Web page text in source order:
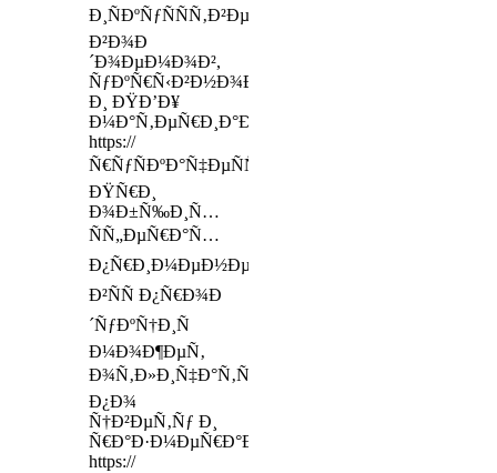
Ð¸ÑÐºÑƒÑÑÑ‚Ð²ÐµÐ½Ð½Ñ‹Ñ…
Ð²Ð¾Ð
´Ð¾ÐµÐ¼Ð¾Ð²,
ÑƒÐºÑ€Ñ‹Ð²Ð½Ð¾Ð¹
Ð¸ ÐŸÐ’Ð¥
Ð¼Ð°Ñ‚ÐµÑ€Ð¸Ð°Ð»
https://
Ñ€ÑƒÑÐºÐ°Ñ‡ÐµÑÑ‚Ð²Ð¾.com
ÐŸÑ€Ð¸
Ð¾Ð±Ñ‰Ð¸Ñ…
ÑÑ„ÐµÑ€Ð°Ñ…
Ð¿Ñ€Ð¸Ð¼ÐµÐ½ÐµÐ½Ð¸Ñ
Ð²ÑÑ Ð¿Ñ€Ð¾Ð
´ÑƒÐºÑ†Ð¸Ñ
Ð¼Ð¾Ð¶ÐµÑ‚
Ð¾Ñ‚Ð»Ð¸Ñ‡Ð°Ñ‚ÑŒÑÑ
Ð¿Ð¾
Ñ†Ð²ÐµÑ‚Ñƒ Ð¸
Ñ€Ð°Ð·Ð¼ÐµÑ€Ð°Ð¼
https://